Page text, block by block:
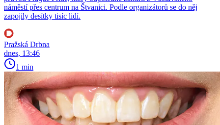
náměstí přes centrum na Štvanici. Podle organizátorů se do něj
zapojily desítky tisíc lidí.
Pražská Drbna
dnes, 13:46
1 min